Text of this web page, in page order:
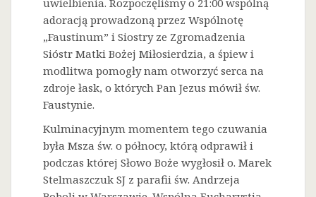
uwielbienia. Rozpoczęliśmy o 21:00 wspólną
adoracją prowadzoną przez Wspólnotę
„Faustinum” i Siostry ze Zgromadzenia
Sióstr Matki Bożej Miłosierdzia, a śpiew i
modlitwa pomogły nam otworzyć serca na
zdroje łask, o których Pan Jezus mówił św.
Faustynie.
Kulminacyjnym momentem tego czuwania
była Msza św. o północy, którą odprawił i
podczas której Słowo Boże wygłosił o. Marek
Stelmaszczuk SJ z parafii św. Andrzeja